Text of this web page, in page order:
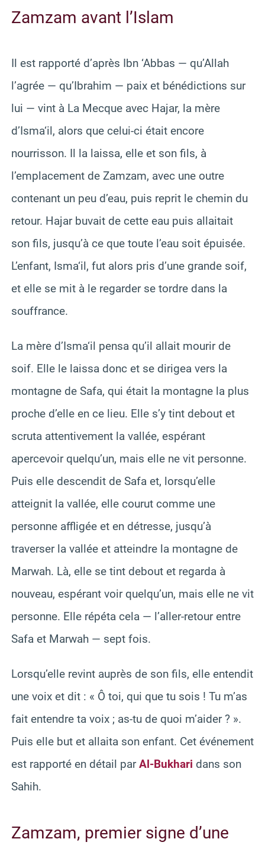
Zamzam avant l’Islam
Il est rapporté d’après Ibn ‘Abbas — qu’Allah
l’agrée — qu’Ibrahim — paix et bénédictions sur
lui — vint à La Mecque avec Hajar, la mère
d’Isma‘il, alors que celui-ci était encore
nourrisson. Il la laissa, elle et son fils, à
l’emplacement de Zamzam, avec une outre
contenant un peu d’eau, puis reprit le chemin du
retour. Hajar buvait de cette eau puis allaitait
son fils, jusqu’à ce que toute l’eau soit épuisée.
L’enfant, Isma‘il, fut alors pris d’une grande soif,
et elle se mit à le regarder se tordre dans la
souffrance.
La mère d’Isma‘il pensa qu’il allait mourir de
soif. Elle le laissa donc et se dirigea vers la
montagne de Safa, qui était la montagne la plus
proche d’elle en ce lieu. Elle s’y tint debout et
scruta attentivement la vallée, espérant
apercevoir quelqu’un, mais elle ne vit personne.
Puis elle descendit de Safa et, lorsqu’elle
atteignit la vallée, elle courut comme une
personne affligée et en détresse, jusqu’à
traverser la vallée et atteindre la montagne de
Marwah. Là, elle se tint debout et regarda à
nouveau, espérant voir quelqu’un, mais elle ne vit
personne. Elle répéta cela — l’aller-retour entre
Safa et Marwah — sept fois.
Lorsqu’elle revint auprès de son fils, elle entendit
une voix et dit : « Ô toi, qui que tu sois ! Tu m’as
fait entendre ta voix ; as-tu de quoi m’aider ? ».
Puis elle but et allaita son enfant. Cet événement
est rapporté en détail parAl-Bukhari dans son
Sahih.
Zamzam, premier signe d’une